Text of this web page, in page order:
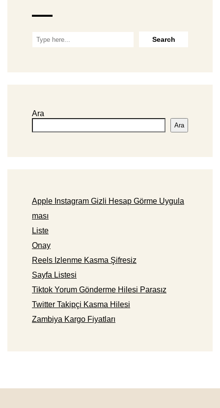
Ara
Ara
Apple Instagram Gizli Hesap Görme Uygula
ması
Liste
Onay
Reels Izlenme Kasma Şifresiz
Sayfa Listesi
Tiktok Yorum Gönderme Hilesi Parasız
Twitter Takipçi Kasma Hilesi
Zambiya Kargo Fiyatları